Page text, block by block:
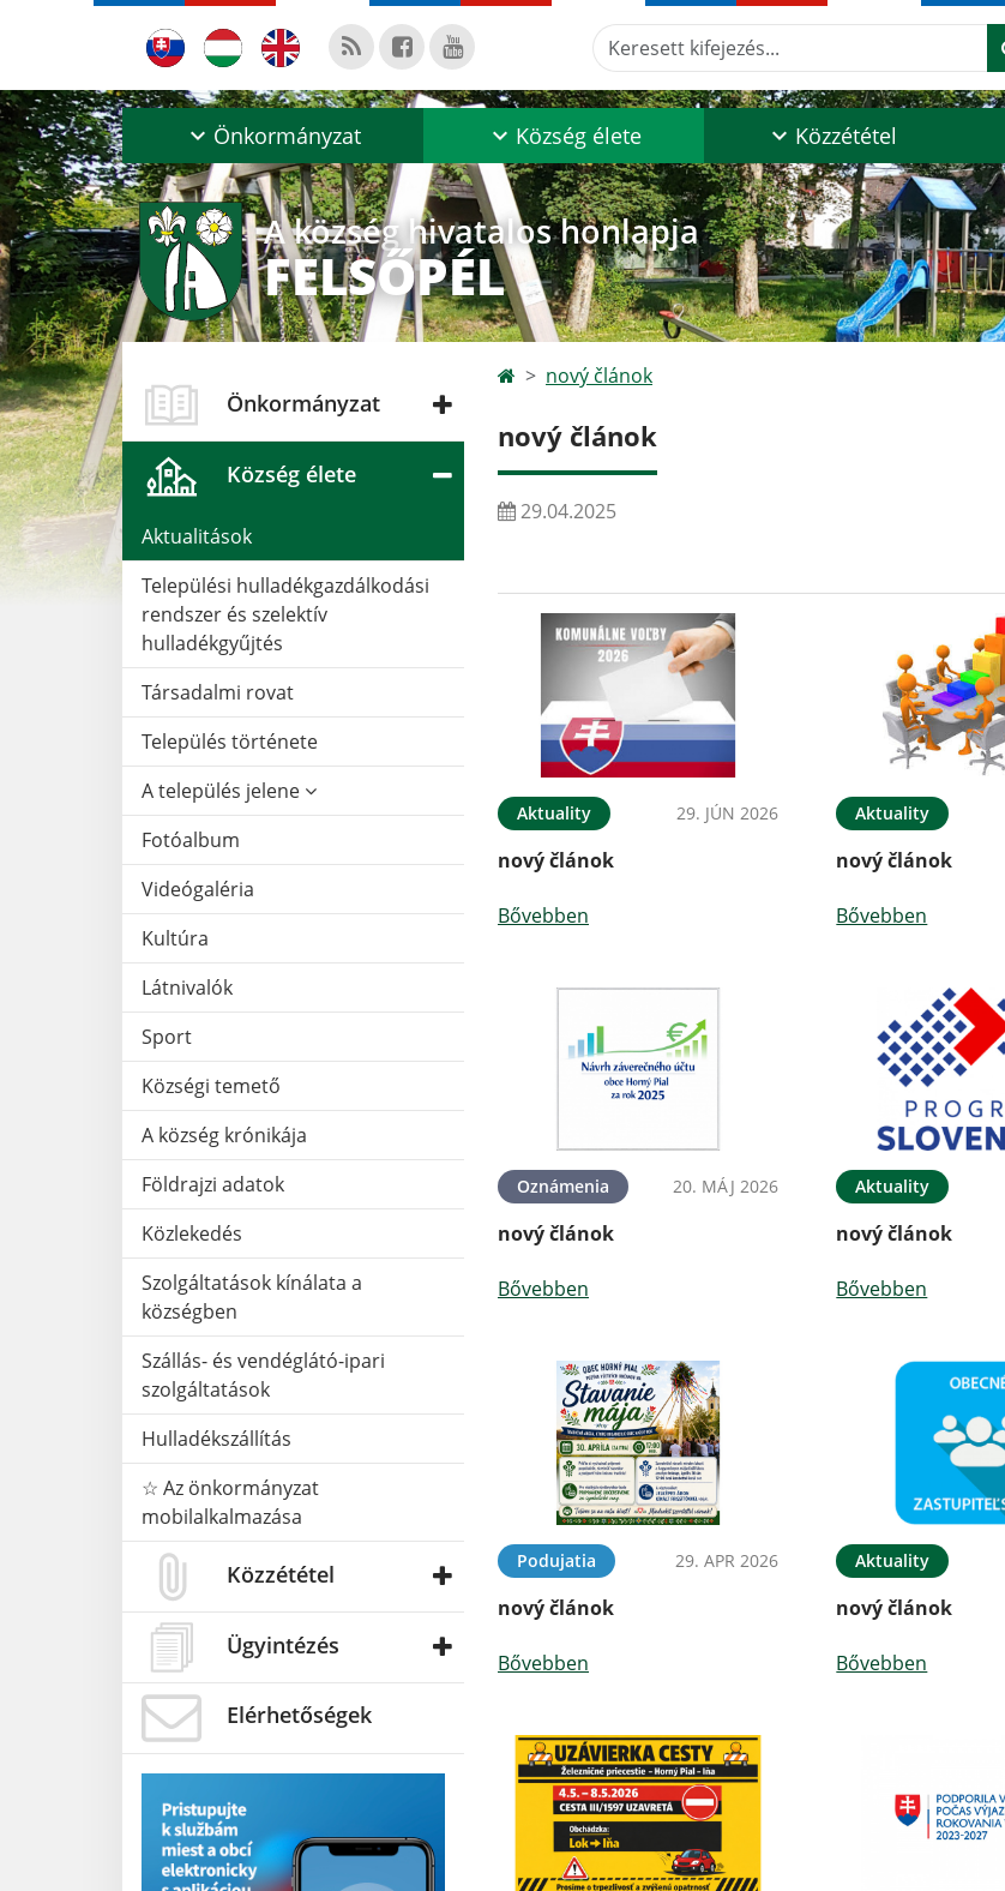
Keresett kifejezés...
Önkormányzat Község élete Közzététel
A község hivatalos honlapja
FELSŐPÉL
Önkormányzat
Község élete
Aktualitások
Települési hulladékgazdálkodási
rendszer és szelektív
hulladékgyűjtés
Társadalmi rovat
Település története
A település jelene
Fotóalbum
Videógaléria
Kultúra
Látnivalók
Sport
Községi temető
A község krónikája
Földrajzi adatok
Közlekedés
Szolgáltatások kínálata a
községben
Szállás- és vendéglátó-ipari
szolgáltatások
Hulladékszállítás
☆ Az önkormányzat
mobilalkalmazása
Közzététel
Ügyintézés
Elérhetőségek
nový článok
nový článok
29.04.2025
Aktuality 29. JÚN 2026
nový článok
Bővebben
Aktuality
nový článok
Bővebben
Oznámenia 20. MÁJ 2026
nový článok
Bővebben
Aktuality
nový článok
Bővebben
Podujatia 29. APR 2026
nový článok
Bővebben
Aktuality
nový článok
Bővebben